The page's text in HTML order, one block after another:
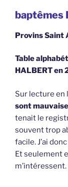
baptêmes
Provins Saint
Table
HALBERT en
Sur lecture
sont
tenait le
souvent trop
facile. J’ai
Et seulement
m’intéressent.